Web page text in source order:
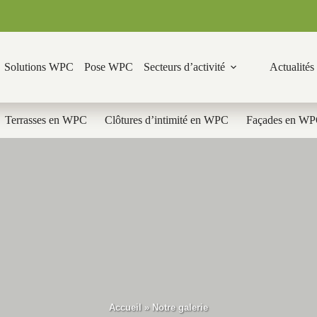
Solutions WPC Pose WPC Secteurs d’activité Actualités
Terrasses en WPC Clôtures d’intimité en WPC Façades en
Accueil » Notre galerie